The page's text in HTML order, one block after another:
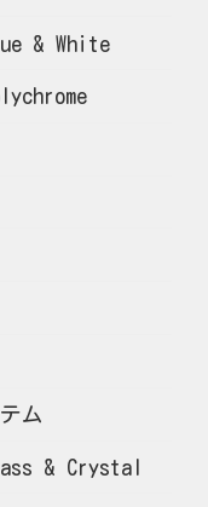
& White
ム
& Crystal